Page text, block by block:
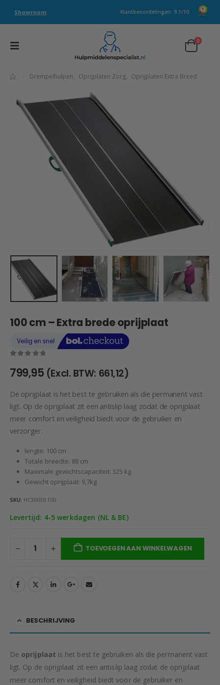
Showroom Klantbeoordelingen: 9.1/10
0
Drempelhulpen, Oprijplaten Zorg, Oprijplaten Extra Breed
100 cm – Extra brede oprijplaat
799,95 (Excl. BTW: 661,12)
De oprijplaat is het best te gebruiken als die permanent vast
ligt. Op de oprijplaat zit een antislip laag zodat de oprijplaat
meer comfort en veiligheid biedt voor de gebruiker en
verzorger.
lengte: 100 cm
Totale breedte: 88 cm
Maximale gewichtscapaciteit: 325 kg
Gewicht oprijplaat: 9,7kg
SKU: HC30030.100
Levertijd: 4-5 werkdagen (NL & BE)
TOEVOEGEN AAN WINKELWAGEN
BESCHRIJVING
De oprijplaat is het best te gebruiken als die permanent vast
ligt. Op de oprijplaat zit een antislip laag zodat de oprijplaat
meer comfort en veiligheid biedt voor de gebruiker en